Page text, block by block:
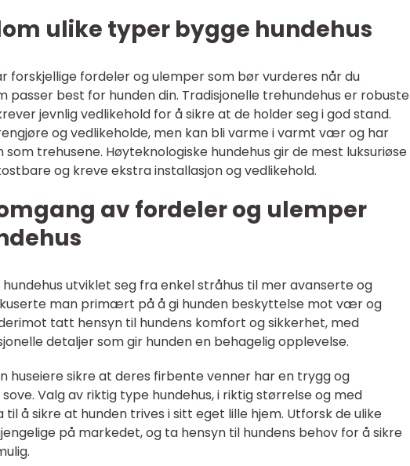
ulike typer bygge hundehus
forskjellige fordeler og ulemper som bør vurderes når du
passer best for hunden din. Tradisjonelle trehundehus er robuste
jevnlig vedlikehold for å sikre at de holder seg i god stand.
og vedlikeholde, men kan bli varme i varmt vær og har
som trehusene. Høyteknologiske hundehus gir de mest luksuriøse
og kreve ekstra installasjon og vedlikehold.
av fordeler og ulemper
utviklet seg fra enkel stråhus til mer avanserte og
man primært på å gi hunden beskyttelse mot vær og
tatt hensyn til hundens komfort og sikkerhet, med
detaljer som gir hunden en behagelig opplevelse.
huseiere sikre at deres firbente venner har en trygg og
Valg av riktig type hundehus, i riktig størrelse og med
til å sikre at hunden trives i sitt eget lille hjem. Utforsk de ulike
på markedet, og ta hensyn til hundens behov for å sikre